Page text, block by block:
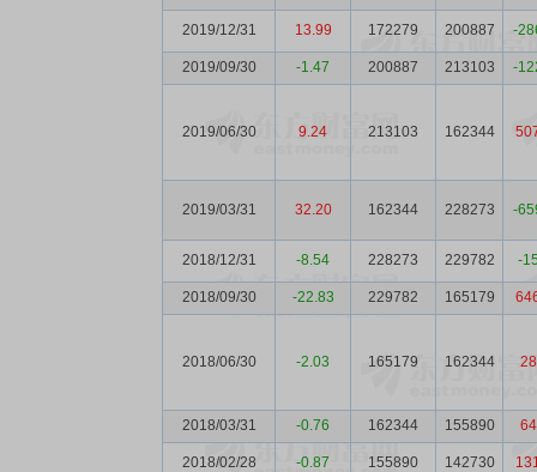
2019/12/31 13.99 172279 200887 -
2019/09/30 -1.47 200887 213103 -
2019/06/30 9.24 213103 162344
2019/03/31 32.20 162344 228273 -
2018/12/31 -8.54 228273 229782 -
2018/09/30 -22.83 229782 165179
2018/06/30 -2.03 165179 162344
2018/03/31 -0.76 162344 155890
2018/02/28 -0.87 155890 142730